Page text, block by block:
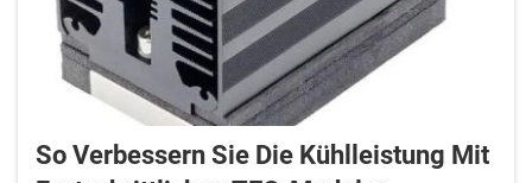
So Verbessern Sie Die Kühlleistung Mit